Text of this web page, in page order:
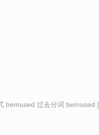
bemused 过去分词 bemused ]